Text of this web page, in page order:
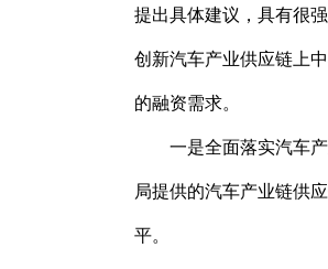
提出具体建议，具有很
创新汽车产业供应链上
的融资需求。
一是全面落实汽车
局提供的汽车产业链供
平。